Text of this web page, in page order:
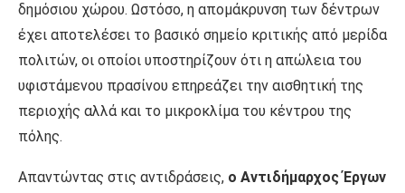
δημόσιου χώρου. Ωστόσο, η απομάκρυνση των δέντρων
έχει αποτελέσει το βασικό σημείο κριτικής από μερίδα
πολιτών, οι οποίοι υποστηρίζουν ότι η απώλεια του
υφιστάμενου πρασίνου επηρεάζει την αισθητική της
περιοχής αλλά και το μικροκλίμα του κέντρου της
πόλης.
Απαντώντας στις αντιδράσεις, ο Αντιδήμαρχος Έργων